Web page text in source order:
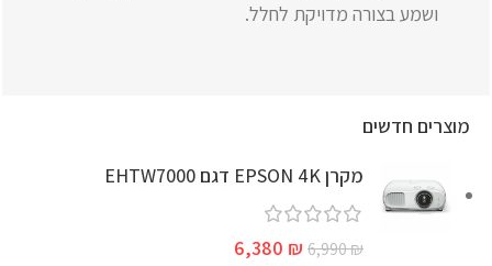
ושמע בצורה מדויקת לחלל.
מוצרים חדשים
מקרן EPSON 4K דגם EHTW7000
6,990₪
6,380 ₪